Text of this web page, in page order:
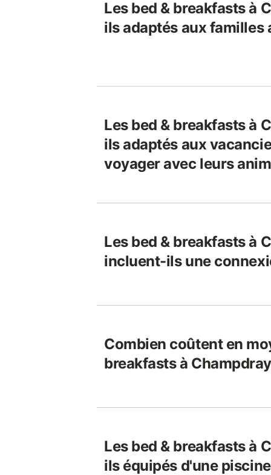
Les bed & breakfasts à
ils adaptés aux familles
Les bed & breakfasts à
ils adaptés aux
voyager avec leurs
Les bed & breakfasts à
incluent-ils une
Combien coûtent en
breakfasts à
Les bed & breakfasts à
ils équipés d'une